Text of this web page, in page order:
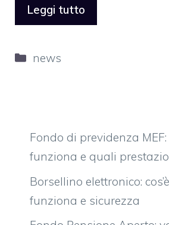
Leggi tutto
Categorie
news
Fondo di previdenza MEF:
funziona e quali
Borsellino elettronico:
funziona e sicurezza